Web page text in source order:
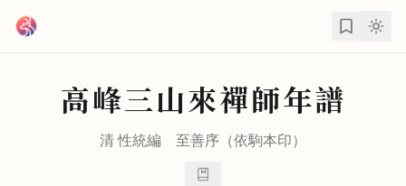
高峰三山來禪師年譜
清性統編 至善序（依駒本印）